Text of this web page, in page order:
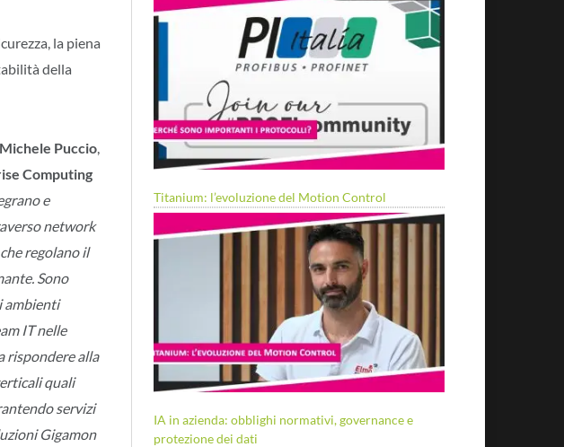
la piena
della
Michele Puccio
Computing
e
network
regolano il
Sono
ambienti
IT nelle
rispondere alla
quali
servizi
Gigamon
Titanium: l’evoluzione del Motion Control
IA in azienda: obblighi normativi, governance e
protezione dei dati